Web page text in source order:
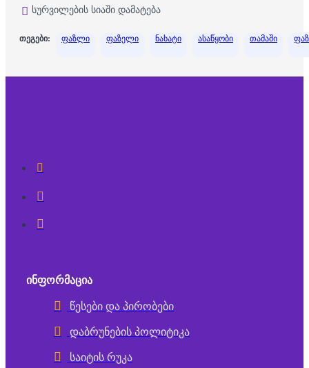
სურვილების სიაში დამატება
თეგები: ფაზლი ფაზელი ნახატი ასაწყობი თამაში
ᲘᲜᲤᲝᲠᲛᲐᲪᲘᲐ
წესები და პირობები
დაბრუნების პოლიტიკა
საიტის რუკა